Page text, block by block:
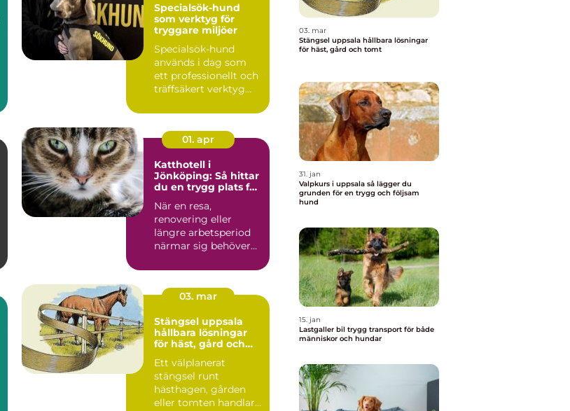
Specialsök-hund
som verktyg för
tryggare miljöer
Specialsök-hund
används i dag som
ett professionellt och
träffsäkert verktyg
01. apr
Katthotell i
Jönköping: Så hittar
du en trygg plats för
När en resa,
renovering eller
längre arbetsperiod
närmar sig behöver
03. mar
Stängsel uppsala
hållbara lösningar
för häst, gård och
Ett välplanerat
stängsel runt
hästhagen, gården
eller tomten handlar
03. mar
Stängsel uppsala hållbara lösningar
för häst, gård och tomt
31. jan
Valpkurs i uppsala så lägger du
grunden för en trygg och följsam
hund
15. jan
Lastgaller bil trygg transport för både
människor och hundar